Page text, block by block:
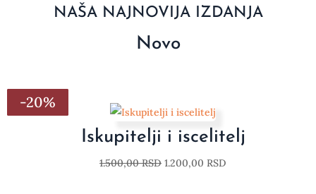
NAŠA NAJNOVIJA IZDANJA
Novo
-20%
Iskupitelji i iscelitelj
1.500,00RSD 1.200,00 RSD
-20%
-20%
-20%
-20%
-20%
-20%